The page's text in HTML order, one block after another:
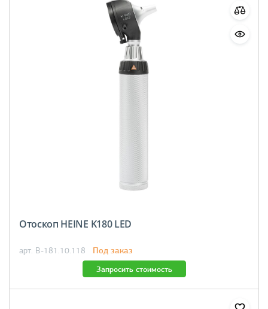
Отоскоп HEINE K180 LED
арт. B-181.10.118 Под заказ
Запросить стоимость